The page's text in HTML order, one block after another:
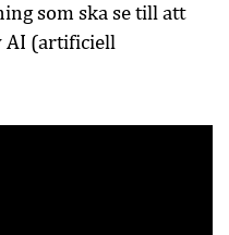
som ska se till att
AI (artificiell